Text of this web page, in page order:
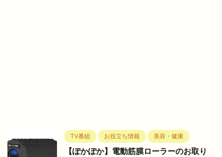
TV番組 お役立ち情報 美容・健康
【ぽかぽか】電動筋膜ローラーのお取り